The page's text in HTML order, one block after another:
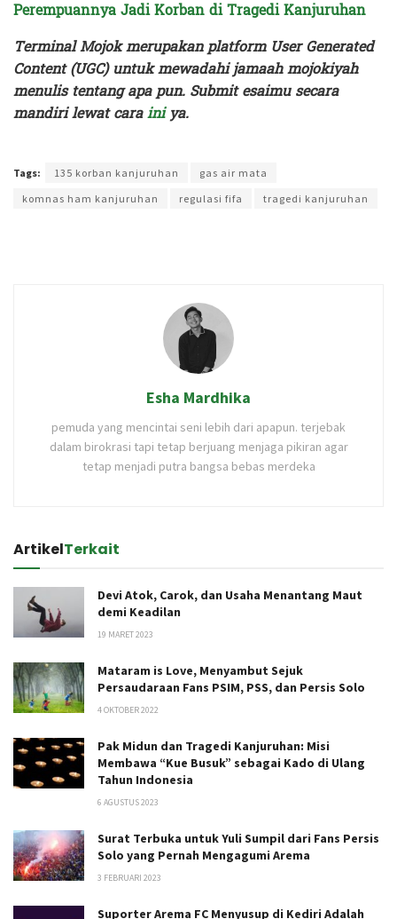
Perempuannya Jadi Korban di Tragedi Kanjuruhan
Terminal Mojok merupakan platform User Generated
Content (UGC) untuk mewadahi jamaah mojokiyah
menulis tentang apa pun. Submit esaimu secara
mandiri lewat carainiya.
Tags: 135 korban kanjuruhan
gas air mata
komnas ham kanjuruhan
regulasi fifa tragedi kanjuruhan
Esha Mardhika
pemuda yang mencintai seni lebih dari apapun. terjebak
dalam birokrasi tapi tetap berjuang menjaga pikiran agar
tetap menjadi putra bangsa bebas merdeka
ArtikelTerkait
Devi Atok, Carok, dan Usaha Menantang Maut
demi Keadilan
19 MARET 2023
Mataram is Love, Menyambut Sejuk
Persaudaraan Fans PSIM, PSS, dan Persis Solo
4 OKTOBER 2022
Pak Midun dan Tragedi Kanjuruhan: Misi
Membawa “Kue Busuk” sebagai Kado di Ulang
Tahun Indonesia
6 AGUSTUS 2023
Surat Terbuka untuk Yuli Sumpil dari Fans Persis
Solo yang Pernah Mengagumi Arema
3 FEBRUARI 2023
Suporter Arema FC Menyusup di Kediri Adalah